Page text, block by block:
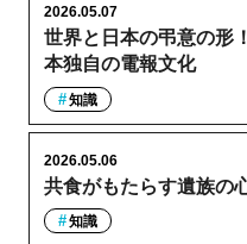
世界と日本の弔意の形
本独自の電報文化
2026.05.07
知識
共食がもたらす遺族の
2026.05.06
知識